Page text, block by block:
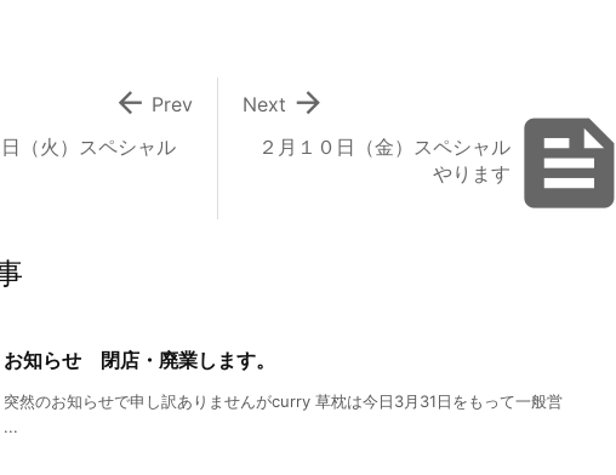

２月１０日（金）スペシャル
やります

Next
（火）スペシャル
 Prev
お知らせ 閉店・廃業します。
突然のお知らせで申し訳ありませんがcurry 草枕は今日3月31日をもって一般営
...